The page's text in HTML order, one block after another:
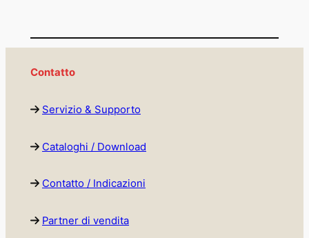
Contatto
Servizio & Supporto
Cataloghi / Download
Contatto / Indicazioni
Partner di vendita